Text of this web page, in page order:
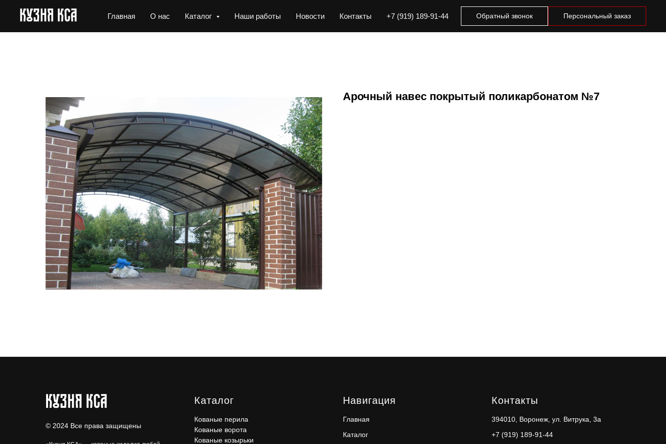
Главная О нас Каталог Наши работы Новости Контакты +7 (919) 189-91-44 Обратный звонок Персональный заказ
Арочный навес покрытый поликарбонатом №7
© 2024 Все права защищены
Каталог
Кованые перила
Кованые ворота
Кованые козырьки
Навигация
Главная
Каталог
Контакты
394010, Воронеж, ул. Витрука, 3а
+7 (919) 189-91-44